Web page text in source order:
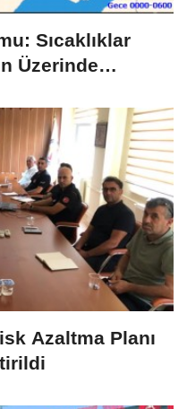
Sıcaklıklar
Üzerinde
Azaltma Planı